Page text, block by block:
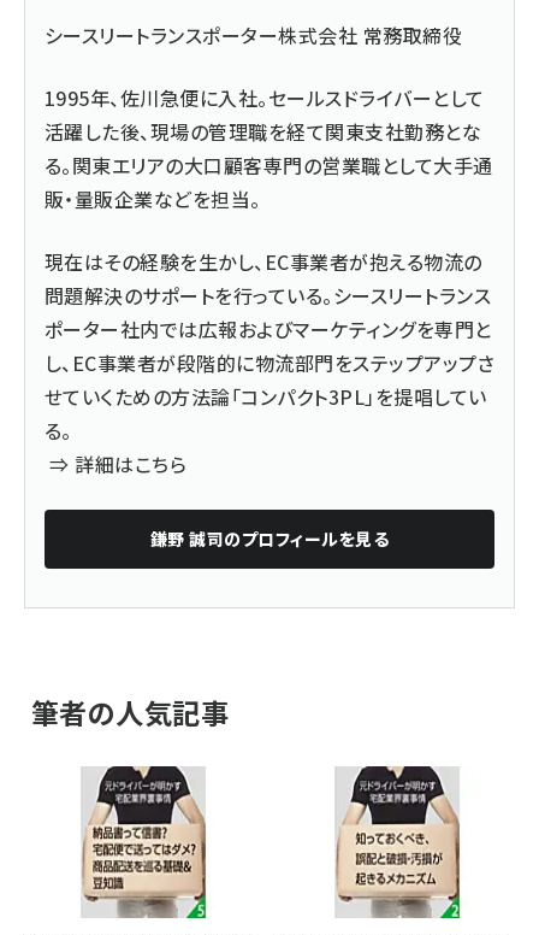
シースリートランスポーター株式会社 常務取締役
1995年、佐川急便に入社。セールスドライバーとして
活躍した後、現場の管理職を経て関東支社勤務とな
る。関東エリアの大口顧客専門の営業職として大手通
販・量販企業などを担当。
現在はその経験を生かし、EC事業者が抱える物流の
問題解決のサポートを行っている。シースリートランス
ポーター社内では広報およびマーケティングを専門と
し、EC事業者が段階的に物流部門をステップアップさ
せていくための方法論「コンパクト3PL」を提唱してい
る。
⇒ 詳細はこちら
鎌野 誠司のプロフィールを見る
筆者の人気記事